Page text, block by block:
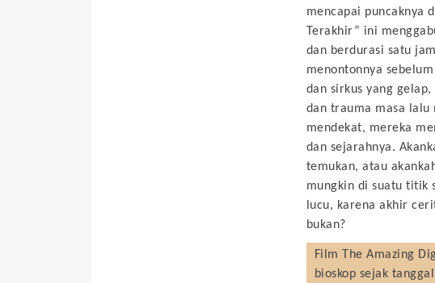
mencapai puncaknya
Terakhir” ini
dan berdurasi satu
menontonnya
dan sirkus yang
dan trauma masa lalu
mendekat, mereka
dan sejarahnya.
temukan, atau
mungkin di suatu titik
lucu, karena akhir
bukan?
Film The Amazing
bioskop sejak